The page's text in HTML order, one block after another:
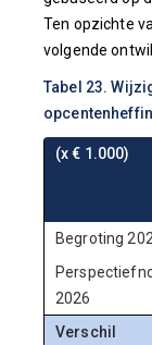
Ten opzichte
volgende
Tabel 23.
(x € 1.000)
Begroting
2026
Verschil